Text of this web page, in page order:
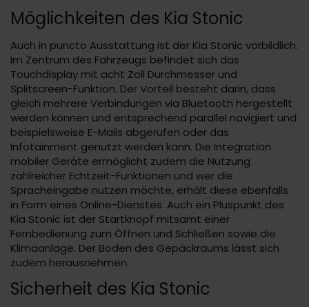
Möglichkeiten des Kia Stonic
Auch in puncto Ausstattung ist der Kia Stonic vorbildlich.
Im Zentrum des Fahrzeugs befindet sich das
Touchdisplay mit acht Zoll Durchmesser und
Splitscreen-Funktion. Der Vorteil besteht darin, dass
gleich mehrere Verbindungen via Bluetooth hergestellt
werden können und entsprechend parallel navigiert und
beispielsweise E-Mails abgerufen oder das
Infotainment genutzt werden kann. Die Integration
mobiler Geräte ermöglicht zudem die Nutzung
zahlreicher Echtzeit-Funktionen und wer die
Spracheingabe nutzen möchte, erhält diese ebenfalls
in Form eines Online-Dienstes. Auch ein Pluspunkt des
Kia Stonic ist der Startknopf mitsamt einer
Fernbedienung zum Öffnen und Schließen sowie die
Klimaanlage. Der Boden des Gepäckraums lässt sich
zudem herausnehmen.
Sicherheit des Kia Stonic